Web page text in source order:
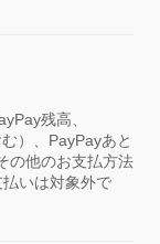
残高、
）、PayPayあと
の他のお支払方法
いは対象外で